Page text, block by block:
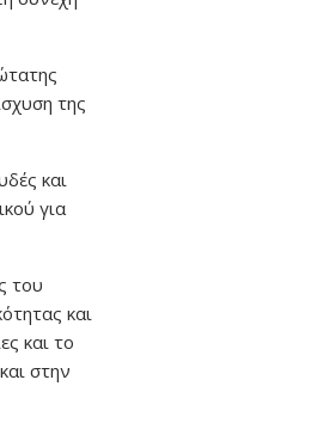
της
και
για
του
και
και το
στην